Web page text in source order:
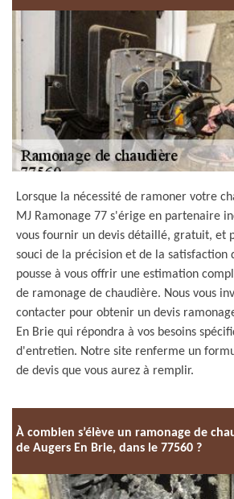
Lorsque la nécessité de ramoner votre
MJ Ramonage 77 s'érige en partenaire
vous fournir un devis détaillé, gratuit, et
souci de la précision et de la satisfaction
pousse à vous offrir une estimation
de ramonage de chaudière. Nous vous
contacter pour obtenir un devis
En Brie qui répondra à vos besoins
d'entretien. Notre site renferme un
de devis que vous aurez à remplir.
À combien s’élève un ramonage de
de Augers En Brie, dans le 77560 ?